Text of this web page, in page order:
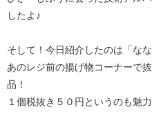
したよ♪
そして！今日紹介したのは「な
あのレジ前の揚げ物コーナーで
品！
１個税抜き５０円というのも魅力